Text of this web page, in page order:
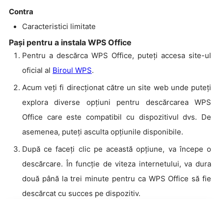
Contra
Caracteristici limitate
Pași pentru a instala WPS Office
Pentru a descărca WPS Office, puteți accesa site-ul
oficial al Biroul WPS.
Acum veți fi direcționat către un site web unde puteți
explora diverse opțiuni pentru descărcarea WPS
Office care este compatibil cu dispozitivul dvs. De
asemenea, puteți asculta opțiunile disponibile.
După ce faceți clic pe această opțiune, va începe o
descărcare. În funcție de viteza internetului, va dura
două până la trei minute pentru ca WPS Office să fie
descărcat cu succes pe dispozitiv.